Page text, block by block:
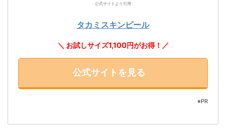
公式サイトより引用
タカミスキンピール
＼ お試しサイズ1,100円がお得！／
公式サイトを見る
※PR